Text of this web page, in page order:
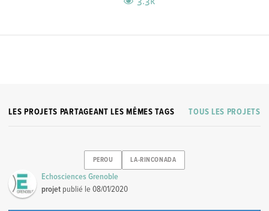
TOUS LES PROJETS
LES PROJETS PARTAGEANT LES MÊMES TAGS
PEROU LA-RINCONADA
Echosciences Grenoble
projet publié le08/01/2020